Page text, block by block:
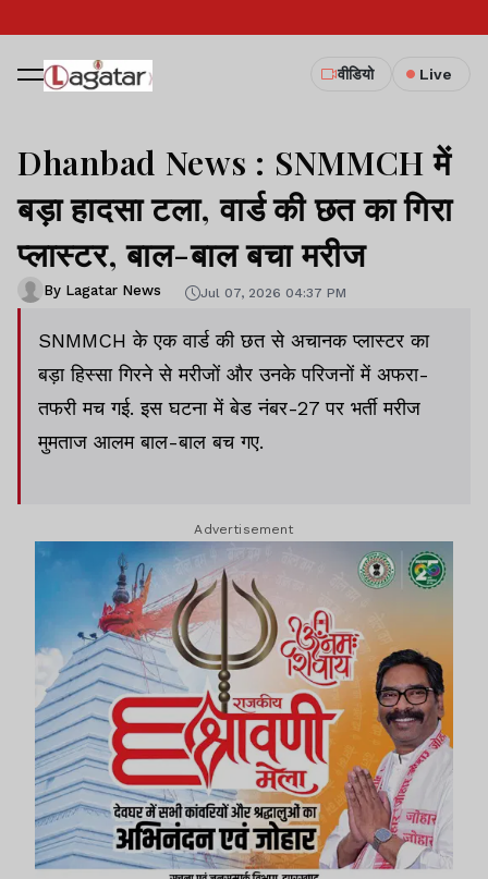
वीडियो Live
Dhanbad News : SNMMCH में
बड़ा हादसा टला, वार्ड की छत का गिरा
प्लास्टर, बाल-बाल बचा मरीज
By Lagatar News Jul 07, 2026 04:37 PM
SNMMCH के एक वार्ड की छत से अचानक प्लास्टर का
बड़ा हिस्सा गिरने से मरीजों और उनके परिजनों में अफरा-
तफरी मच गई. इस घटना में बेड नंबर-27 पर भर्ती मरीज
मुमताज आलम बाल-बाल बच गए.
Advertisement